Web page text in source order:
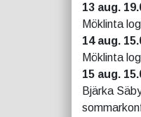
13 aug.
Möklinta
14 aug.
Möklinta
15 aug.
Bjärka